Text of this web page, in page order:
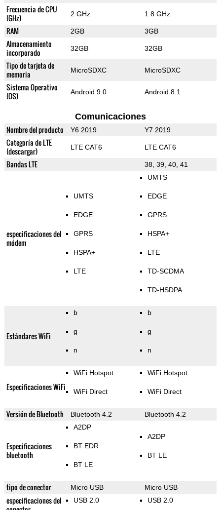
Frecuencia de CPU
(GHz)
2 GHz 1.8 GHz
RAM 2GB 3GB
Almacenamiento
incorporado
32GB 32GB
Tipo de tarjeta de
memoria
MicroSDXC MicroSDXC
Sistema Operativo
(OS)
Android 9.0 Android 8.1
Comunicaciones
Nombre del producto Y6 2019 Y7 2019
Categoría de LTE
(descargar)
LTE CAT6 LTE CAT6
Bandas LTE 38, 39, 40, 41
especificaciones del
módem
UMTS
EDGE
GPRS
HSPA+
LTE
UMTS
EDGE
GPRS
HSPA+
LTE
TD-SCDMA
TD-HSDPA
Estándares WiFi
b
g
n
b
g
n
Especificaciones WiFi
WiFi Hotspot
WiFi Direct
WiFi Hotspot
WiFi Direct
Versión de Bluetooth Bluetooth 4.2 Bluetooth 4.2
Especificaciones
bluetooth
A2DP
BT EDR
BT LE
A2DP
BT LE
tipo de conector Micro USB Micro USB
especificaciones del
USB 2.0 USB 2.0